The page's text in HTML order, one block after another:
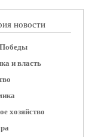
новости
и власть
хозяйство